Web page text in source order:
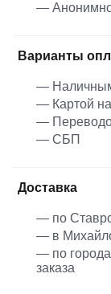
—
Варианты
—
— Картой
—
— СБП
Доставка
— по
— в
— по
заказа